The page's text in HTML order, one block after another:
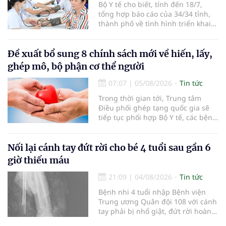
Bộ Y tế cho biết, tính đến 18/7,
tổng hợp báo cáo của 34/34 tỉnh,
thành phố về tình hình triển khai
nhận 32.286.360 người, chiếm gần
30% dân số cả nước đã được khám
sức khỏe định kỳ năm nay.
Đề xuất bổ sung 8 chính sách mới về hiến, lấy,
ghép mô, bộ phận cơ thể người
07:07 | 05/08/2026
Tin tức
Trong thời gian tới, Trung tâm
Điều phối ghép tạng quốc gia sẽ
tiếp tục phối hợp Bộ Y tế, các bệnh
cường truyền thông, hoàn thiện
quy trình chuyên môn và hệ thống
hiến và ghép mô tạng.
Nối lại cánh tay đứt rời cho bé 4 tuổi sau gần 6
giờ thiếu máu
21:09 | 04/08/2026
Tin tức
Bệnh nhi 4 tuổi nhập Bệnh viện
Trung ương Quân đội 108 với cánh
tay phải bị nhổ giật, đứt rời hoàn